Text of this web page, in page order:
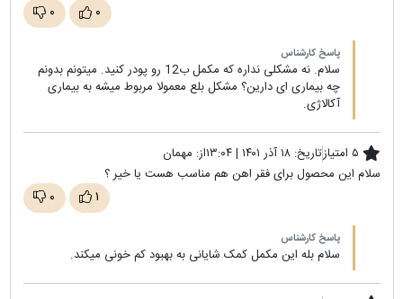
۰ ۰
پاسخ کارشناس
سلام. نه مشکلی نداره که مکمل ب12 رو پودر کنید. میتونم بدونم
چه بیماری ای دارین؟ مشکل بلع معمولا مربوط میشه به بیماری
آکالاژی.
۵ امتیاز تاریخ: ۱۸ آذر ۱۴۰۱ | ۱۳:۰۴ از: مهمان
سلام این محصول برای فقر اهن هم مناسب هست یا خیر ؟
۱ ۰
پاسخ کارشناس
سلام بله این مکمل کمک شایانی به بهبود کم خونی میکند.